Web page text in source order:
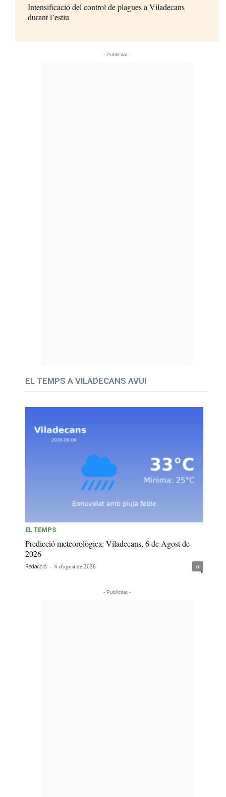
Intensificació del control de plagues a Viladecans
durant l’estiu
- Publicitat -
EL TEMPS A VILADECANS AVUI
EL TEMPS
Predicció meteorològica: Viladecans, 6 de Agost de
2026
Redacció - 6 d'agost de 2026 0
- Publicitat -